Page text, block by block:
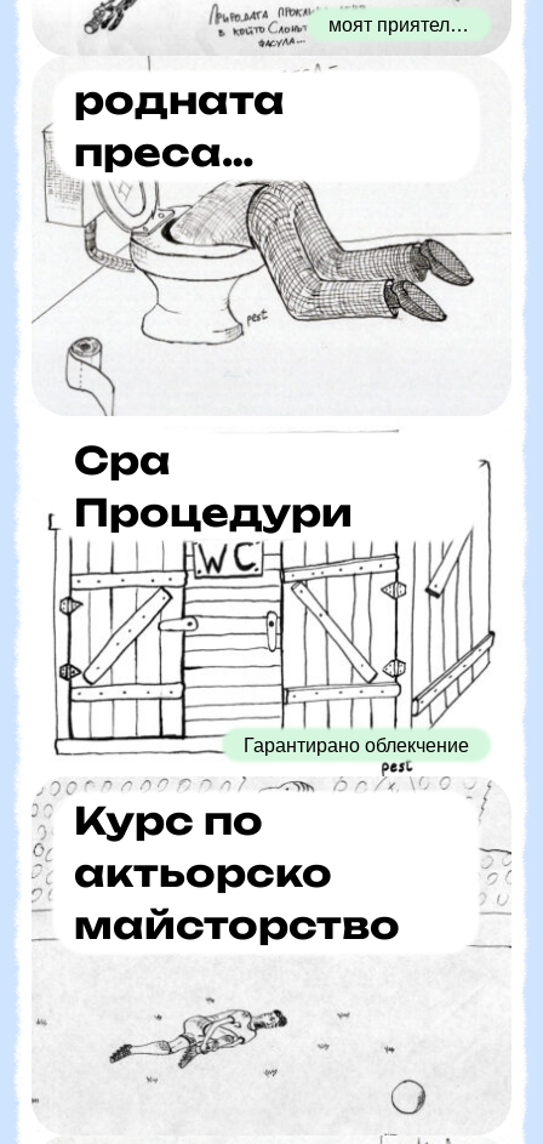
моят приятел…
родната
преса…
Сра
Процедури
Гарантирано облекчение
Курс по
актьорско
майсторство